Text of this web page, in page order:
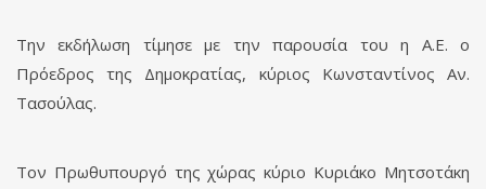
Την εκδήλωση τίμησε με την παρουσία του η Α.Ε. ο
Πρόεδρος της Δημοκρατίας, κύριος Κωνσταντίνος Αν.
Τασούλας.
Τον Πρωθυπουργό της χώρας κύριο Κυριάκο Μητσοτάκη